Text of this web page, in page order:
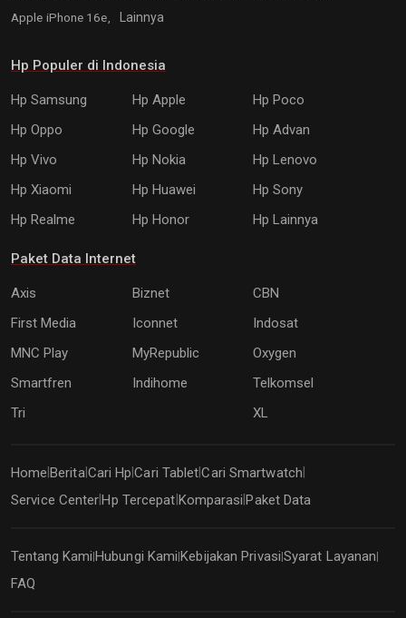
Apple iPhone 16e,
Lainnya
Hp Populer di Indonesia
Hp Samsung Hp Apple
Hp Poco
Hp Oppo
Hp Google
Hp Advan
Hp Vivo
Hp Nokia
Hp Lenovo
Hp Xiaomi
Hp Huawei
Hp Sony
Hp Realme
Hp Honor Hp Lainnya
Paket Data Internet
Axis Biznet
CBN
First Media
Iconnet
Indosat
MNC Play
MyRepublic
Oxygen
Smartfren
Indihome
Telkomsel
Tri
XL
Home Berita Cari Hp |Cari Tablet|Cari Smartwatch
Service Center|Hp Tercepat Komparasi |Paket Data
Tentang Kami|Hubungi Kami|Kebijakan Privasi|Syarat Layanan|
FAQ